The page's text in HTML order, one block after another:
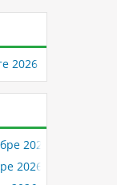
2026
2026
2026